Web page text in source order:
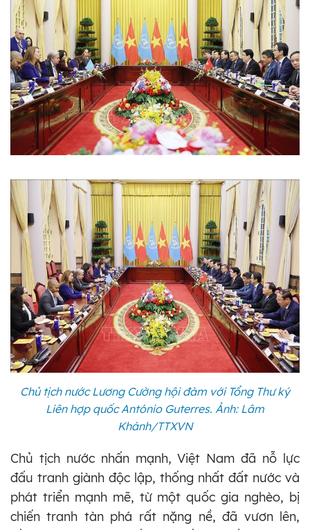
Chủ tịch nước Lương Cường hội đàm với Tổng Thư ký
Liên hợp quốc António Guterres. Ảnh: Lâm
Khánh/TTXVN
Chủ tịch nước nhấn mạnh, Việt Nam đã nỗ lực
đấu tranh giành độc lập, thống nhất đất nước và
phát triển mạnh mẽ, từ một quốc gia nghèo, bị
chiến tranh tàn phá rất nặng nề, đã vươn lên,